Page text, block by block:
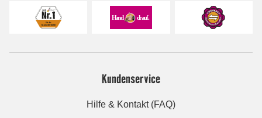
Kundenservice
Hilfe & Kontakt (FAQ)